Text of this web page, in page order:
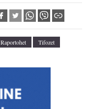
Raportohet Tifozet